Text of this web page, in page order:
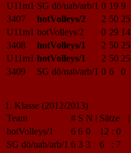
U11m1 SG dö/uab/arb/1 0 19 9
3407
hotVolleys/2 2 50 25
U11m1 hotVolleys/2 0 29 14
3408
hotVolleys/1 2 50 25
U11m1 hotVolleys/1 2 50 25
3409
SG dö/uab/arb/1 0 6 0
1. Klasse (2012/2013)
Team
# S N | Sätze |
hotVolleys/1
6 6 0 12 : 0
SG dö/uab/arb/1 6 3 3 6 : 7